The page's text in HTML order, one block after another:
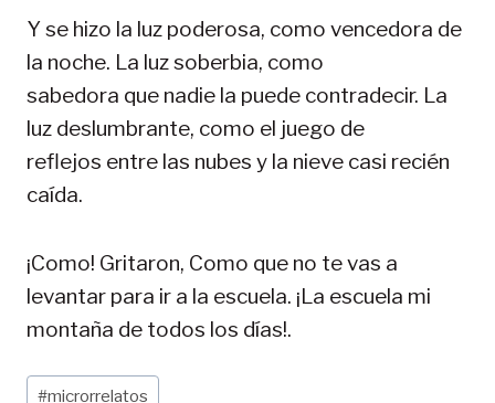
Y se hizo la luz poderosa, como vencedora de
la noche. La luz soberbia, como
sabedora que nadie la puede contradecir. La
luz deslumbrante, como el juego de
reflejos entre las nubes y la nieve casi recién
caída.
¡Como! Gritaron, Como que no te vas a
levantar para ir a la escuela. ¡La escuela mi
montaña de todos los días!.
Etiquetas
#microrrelatos